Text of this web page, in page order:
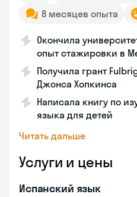
8 месяцев опыта
Окончила
опыт стажировки в
Получила грант
Джонса Хопкинса
Написала книгу по
языка для детей
Читать дальше
Услуги и цены
Испанский язык